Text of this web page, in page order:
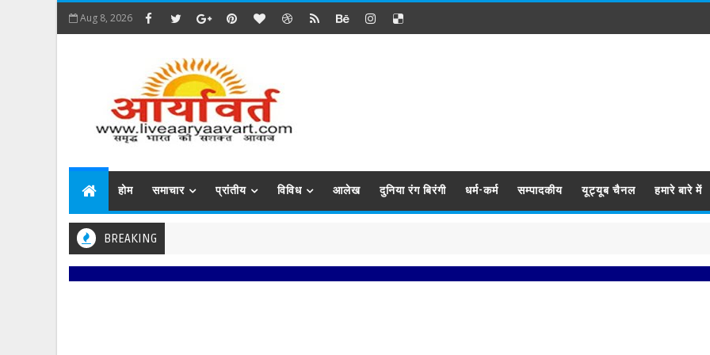
Aug 8, 2026
होम समाचार प्रांतीय विविध आलेख दुनिया रंग बिरंगी धर्म-कर्म सम्पादकीय यूट्यूब चैनल हमारे बारे में
BREAKING